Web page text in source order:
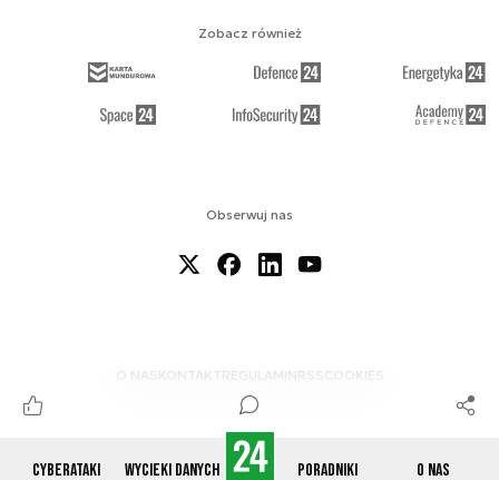
Cyberataki Wycieki danych Poradniki O nas
Obserwuj nas
O NAS KONTAKTREGULAMINRSS COOKIES
Zobacz również
© 2012-2026 CYBERDEFENCE24